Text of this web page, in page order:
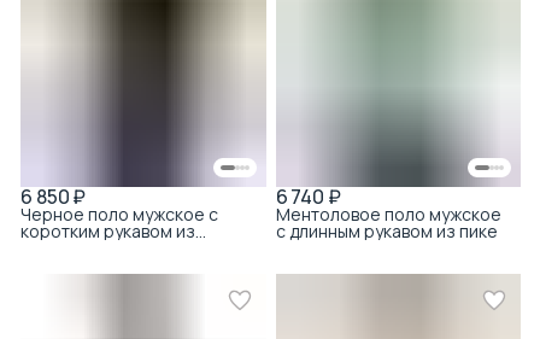
6 850 ₽
Черное поло мужское с
коротким рукавом из
тенсела с хлопком
6 740 ₽
Ментоловое поло мужское
с длинным рукавом из пике